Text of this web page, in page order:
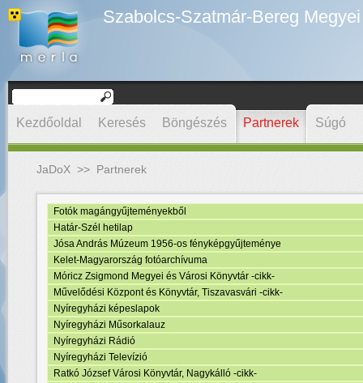
Szabolcs-Szatmár-Bereg
Kezdőoldal Keresés Böngészés Partnerek Súgó
JaDoX >> Partnerek
Fotók magángyűjteményekből
Határ-Szél hetilap
Jósa András Múzeum 1956-os fényképgyűjteménye
Kelet-Magyarország fotóarchívuma
Móricz Zsigmond Megyei és Városi Könyvtár -cikk-
Művelődési Központ és Könyvtár, Tiszavasvári -cikk-
Nyíregyházi képeslapok
Nyíregyházi Műsorkalauz
Nyíregyházi Rádió
Nyíregyházi Televízió
Ratkó József Városi Könyvtár, Nagykálló -cikk-